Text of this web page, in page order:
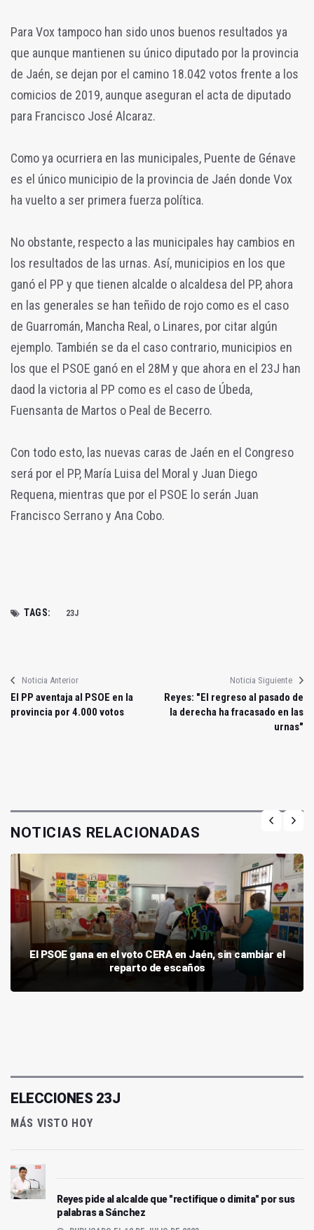
Para Vox tampoco han sido unos buenos resultados ya
que aunque mantienen su único diputado por la provincia
de Jaén, se dejan por el camino 18.042 votos frente a los
comicios de 2019, aunque aseguran el acta de diputado
para Francisco José Alcaraz.
Como ya ocurriera en las municipales, Puente de Génave
es el único municipio de la provincia de Jaén donde Vox
ha vuelto a ser primera fuerza política.
No obstante, respecto a las municipales hay cambios en
los resultados de las urnas. Así, municipios en los que
ganó el PP y que tienen alcalde o alcaldesa del PP, ahora
en las generales se han teñido de rojo como es el caso
de Guarromán, Mancha Real, o Linares, por citar algún
ejemplo. También se da el caso contrario, municipios en
los que el PSOE ganó en el 28M y que ahora en el 23J han
daod la victoria al PP como es el caso de Úbeda,
Fuensanta de Martos o Peal de Becerro.
Con todo esto, las nuevas caras de Jaén en el Congreso
será por el PP, María Luisa del Moral y Juan Diego
Requena, mientras que por el PSOE lo serán Juan
Francisco Serrano y Ana Cobo.
TAGS: 23J
Noticia Anterior
El PP aventaja al PSOE en la
provincia por 4.000 votos
Noticia Siguiente
Reyes: "El regreso al pasado de
la derecha ha fracasado en las
urnas"
NOTICIAS RELACIONADAS
El PSOE gana en el voto CERA en Jaén, sin cambiar el
reparto de escaños
ELECCIONES 23J
MÁS VISTO HOY
Reyes pide al alcalde que "rectifique o dimita" por sus
palabras a Sánchez